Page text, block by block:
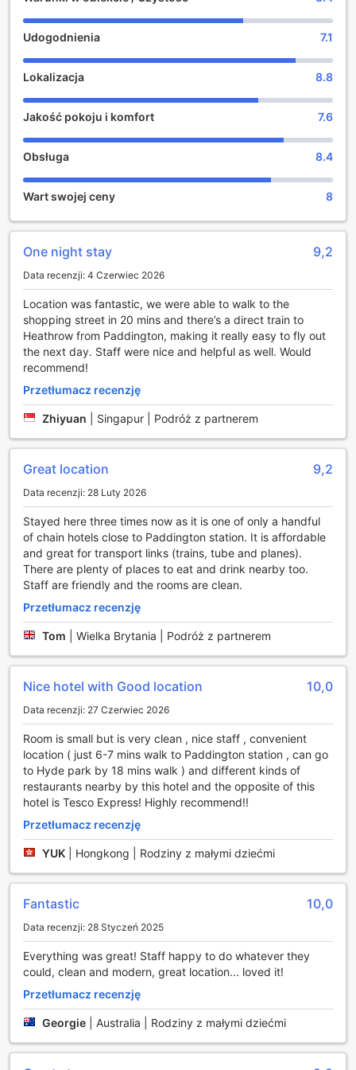
15:00, a wymeldowanie do godziny 11:00, co pozwala na
elastyczne planowanie podróży i komfortowy pobyt w
sercu Londynu.
Komfortowe udogodnienia w Point A Hotel London
Paddington
Point A Hotel London Paddington dba o wygodę swoich
że pobyt będzie jeszcze bardziej komfortowy. Hotel
zapewnia bezpieczne sejfy, w których można
przechowywać cenne przedmioty i dokumenty, dając
spokój ducha podczas zwiedzania miasta. Dla miłośników
pokojach, jak i w przestrzeniach publicznych, umożliwiając
łatwe łączenie się z bliskimi czy pracę online w każdej
Ponadto, hotel oferuje przechowalnię bagażu, dzięki
czemu goście mogą swobodnie korzystać z Londynu bez
konieczności martwienia się o swoje walizki po
wymeldowaniu. To wszystko sprawia, że Point A Hotel
London Paddington to idealne miejsce dla podróżnych
ceniących sobie wygodę, bezpieczeństwo i dostęp do
nowoczesnych udogodnień podczas pobytu w stolicy
Wielkiej Brytanii.
Komfortowe i funkcjonalne pokoje w Point A Hotel
London Paddington
Pokoje w Point A Hotel London Paddington zostały
maksymalnego komfortu i wygody. Każdy pokój
wyposażony jest w nowoczesną klimatyzację, która
pozwala na regulację temperatury i zapewnia przyjemny
chłód nawet podczas najbardziej upalnych dni. Wygodne
łóżka z wysokiej jakości pościelą gwarantują spokojny sen,
a eleganckie ręczniki i wysokiej klasy kosmetyki to
standard, który podnosi komfort pobytu. Dla miłośników
rozrywki i relaksu dostępny jest telewizor z szerokim
wyborem kanałów, a w łazience znajdą Państwo suszarkę
do włosów oraz praktyczne kosmetyki. Ciemne zasłony
zaciemniające zapewniają idealne warunki do wypoczynku,
dostępne są wysokiej jakości pościele i ręczniki, które
podkreślają dbałość o szczegóły i komfort gości.
Wyjątkowe śniadania kontynentalne w Point A Hotel
London Paddington
Rozpocznij dzień w Point A Hotel London Paddington od
pysznego i aromatycznego śniadania kontynentalnego,
które jest dostępne dla gości każdego ranka. W naszej
przytulnej przestrzeni można skosztować różnorodnych
dań, takich jak świeże pieczywo, wypieki, dżemy, masło
zwiedzania Londynu. To idealne rozwiązanie dla tych,
którzy cenią sobie szybkie, ale smaczne i sycące
Nasza oferta śniadań kontynentalnych została starannie
skomponowana, aby sprostać oczekiwaniom gości i
zapewnić im komfortowe warunki do porannego posiłku.
Bez względu na to, czy planujesz intensywny dzień pełen
atrakcji, czy też chcesz zacząć dzień spokojnie w hotelu,
nasze śniadanie kontynentalne jest doskonałym wyborem,
by zacząć podróż z uśmiechem na twarzy.
Wybierz idealny pokój w Point A Hotel London
Udogodnienia 7.1
Lokalizacja 8.8
Jakość pokoju i komfort 7.6
Obsługa 8.4
Wart swojej ceny 8
One night stay 9,2
Data recenzji: 4 Czerwiec 2026
Location was fantastic, we were able to walk to the
shopping street in 20 mins and there’s a direct train to
Heathrow from Paddington, making it really easy to fly out
the next day. Staff were nice and helpful as well. Would
recommend!
Przetłumacz recenzję
Zhiyuan Singapur | Podróż z partnerem
Great location 9,2
Data recenzji: 28 Luty 2026
Stayed here three times now as it is one of only a handful
of chain hotels close to Paddington station. It is affordable
and great for transport links (trains, tube and planes).
There are plenty of places to eat and drink nearby too.
Staff are friendly and the rooms are clean.
Przetłumacz recenzję
Tom Wielka Brytania | Podróż z partnerem
Nice hotel with Good location 10,0
Data recenzji: 27 Czerwiec 2026
Room is small but is very clean , nice staff , convenient
location ( just 6-7 mins walk to Paddington station , can go
to Hyde park by 18 mins walk ) and different kinds of
restaurants nearby by this hotel and the opposite of this
hotel is Tesco Express! Highly recommend!!
Przetłumacz recenzję
YUK Hongkong | Rodziny z małymi dziećmi
Fantastic 10,0
Data recenzji: 28 Styczeń 2025
Everything was great! Staff happy to do whatever they
could, clean and modern, great location... loved it!
Przetłumacz recenzję
Georgie Australia | Rodziny z małymi dziećmi